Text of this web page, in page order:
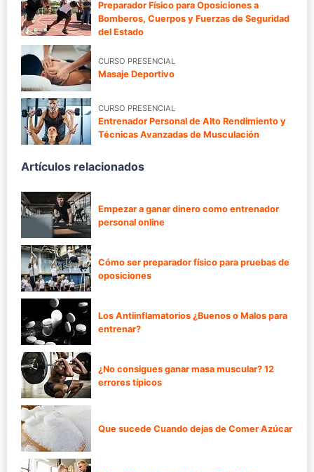
Preparador Físico para Oposiciones a
Bomberos, Cuerpos y Fuerzas de Seguridad
del Estado
CURSO PRESENCIAL
Masaje Deportivo
CURSO PRESENCIAL
Entrenador Personal de Alto Rendimiento y
Técnicas Avanzadas de Musculación
Artículos relacionados
Empezar a ganar dinero como entrenador
personal online
Cómo ser preparador físico para pruebas de
oposiciones
Los Antiinflamatorios ¿Buenos o Malos para
entrenar?
¿No consigues ganar masa muscular? 12
errores típicos
Que sucede Cuando dejas de Comer Azúcar